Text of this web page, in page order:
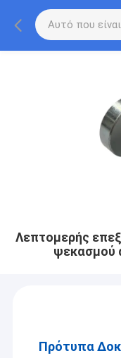
Λεπτομερής
ψεκασμού
Πρότυπα